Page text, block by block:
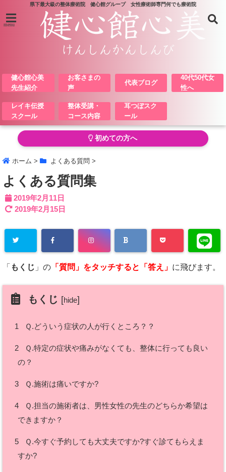
県下最大級の整体療術院 健心館グループ 女性療術師専門何でも療術院
menu
健心館心美
先生紹介
お客さまの
声
代表ブログ
40代50代女
性へ
レイキ伝授
スクール
整体受講・
コース内容
耳つぼスク
ール
初めての方へ
ホーム > よくある質問 >
よくある質問集
2019年2月11日
2019年2月15日
「 もくじ 」の 「 質問」をタッチすると「答え」 に飛びます。
もくじ [hide]
1 Ｑ.どういう症状の人が行くところ？？
2
Ｑ.特定の症状や痛みがなくても、整体に行っても良い
の？
3 Ｑ.施術は痛いですか?
4
Ｑ.担当の施術者は、男性女性の先生のどちらか希望は
できますか？
5
Ｑ.今すぐ予約しても大丈夫ですか?すぐ診てもらえま
すか?